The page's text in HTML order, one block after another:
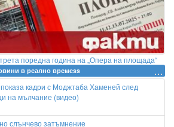
трета поредна година на „Опера на площада“
в реално времеss
кадри с Моджтаба Хаменей след
на мълчание (видео)
слънчево затъмнение